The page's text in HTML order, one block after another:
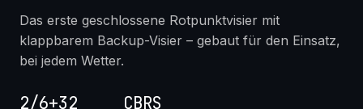
Das erste geschlossene Rotpunktvisier mit
klappbarem Backup-Visier – gebaut für den Einsatz,
bei jedem Wetter.
2/6+32 CBRS